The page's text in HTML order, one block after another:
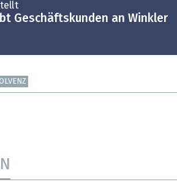
Geschäftskunden an Winkler